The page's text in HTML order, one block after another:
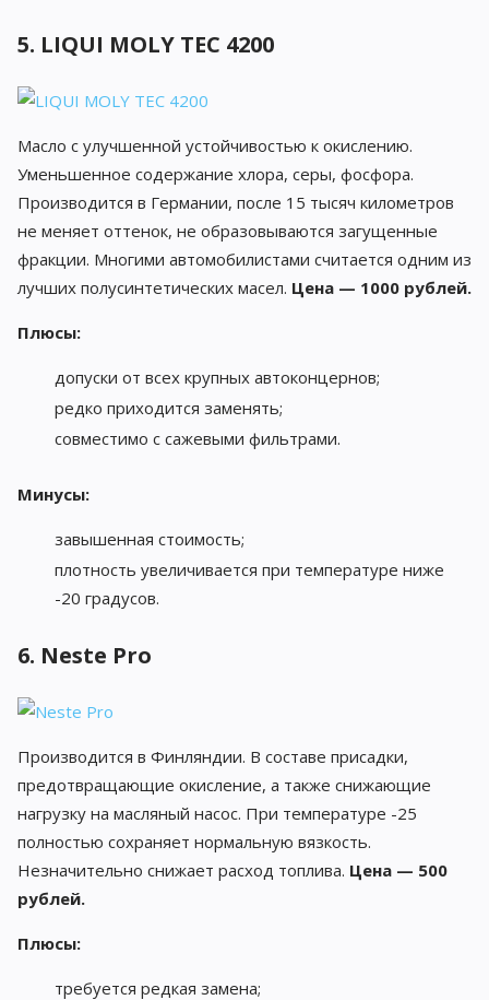
5. LIQUI MOLY TEC 4200
Масло с улучшенной устойчивостью к окислению.
Уменьшенное содержание хлора, серы, фосфора.
Производится в Германии, после 15 тысяч километров
не меняет оттенок, не образовываются загущенные
фракции. Многими автомобилистами считается одним из
лучших полусинтетических масел. Цена — 1000 рублей.
Плюсы:
допуски от всех крупных автоконцернов;
редко приходится заменять;
совместимо с сажевыми фильтрами.
Минусы:
завышенная стоимость;
плотность увеличивается при температуре ниже
-20 градусов.
6. Neste Pro
Производится в Финляндии. В составе присадки,
предотвращающие окисление, а также снижающие
нагрузку на масляный насос. При температуре -25
полностью сохраняет нормальную вязкость.
Незначительно снижает расход топлива. Цена — 500
рублей.
Плюсы:
требуется редкая замена;